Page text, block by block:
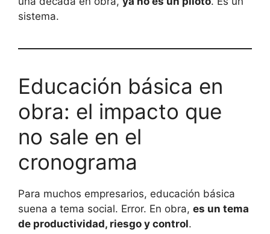
sistema.
Educación básica en
obra: el impacto que
no sale en el
cronograma
Para muchos empresarios, educación básica
suena a tema social. Error. En obra, es un tema
de productividad, riesgo y control.